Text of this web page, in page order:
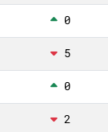
0
5
0
2